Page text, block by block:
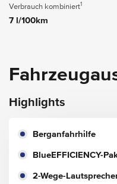
Verbrauch kombiniert1
7 l/100km
Highlights
Berganfahrhilfe
BlueEFFICIENCY-
2-Wege-